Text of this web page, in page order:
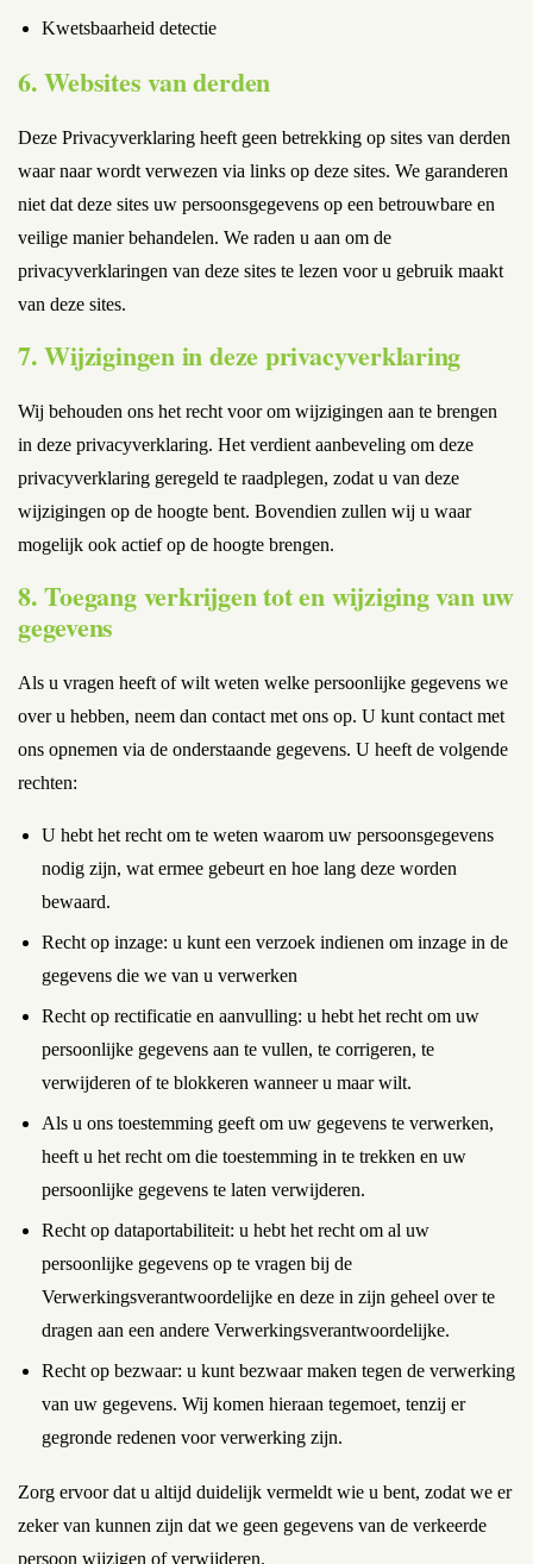
Kwetsbaarheid detectie
6. Websites van derden
Deze Privacyverklaring heeft geen betrekking op sites van derden
waar naar wordt verwezen via links op deze sites. We garanderen
niet dat deze sites uw persoonsgegevens op een betrouwbare en
veilige manier behandelen. We raden u aan om de
privacyverklaringen van deze sites te lezen voor u gebruik maakt
van deze sites.
7. Wijzigingen in deze privacyverklaring
Wij behouden ons het recht voor om wijzigingen aan te brengen
in deze privacyverklaring. Het verdient aanbeveling om deze
privacyverklaring geregeld te raadplegen, zodat u van deze
wijzigingen op de hoogte bent. Bovendien zullen wij u waar
mogelijk ook actief op de hoogte brengen.
8. Toegang verkrijgen tot en wijziging van uw
gegevens
Als u vragen heeft of wilt weten welke persoonlijke gegevens we
over u hebben, neem dan contact met ons op. U kunt contact met
ons opnemen via de onderstaande gegevens. U heeft de volgende
rechten:
U hebt het recht om te weten waarom uw persoonsgegevens
nodig zijn, wat ermee gebeurt en hoe lang deze worden
bewaard.
Recht op inzage: u kunt een verzoek indienen om inzage in de
gegevens die we van u verwerken
Recht op rectificatie en aanvulling: u hebt het recht om uw
persoonlijke gegevens aan te vullen, te corrigeren, te
verwijderen of te blokkeren wanneer u maar wilt.
Als u ons toestemming geeft om uw gegevens te verwerken,
heeft u het recht om die toestemming in te trekken en uw
persoonlijke gegevens te laten verwijderen.
Recht op dataportabiliteit: u hebt het recht om al uw
persoonlijke gegevens op te vragen bij de
Verwerkingsverantwoordelijke en deze in zijn geheel over te
dragen aan een andere Verwerkingsverantwoordelijke.
Recht op bezwaar: u kunt bezwaar maken tegen de verwerking
van uw gegevens. Wij komen hieraan tegemoet, tenzij er
gegronde redenen voor verwerking zijn.
Zorg ervoor dat u altijd duidelijk vermeldt wie u bent, zodat we er
zeker van kunnen zijn dat we geen gegevens van de verkeerde
persoon wijzigen of verwijderen.